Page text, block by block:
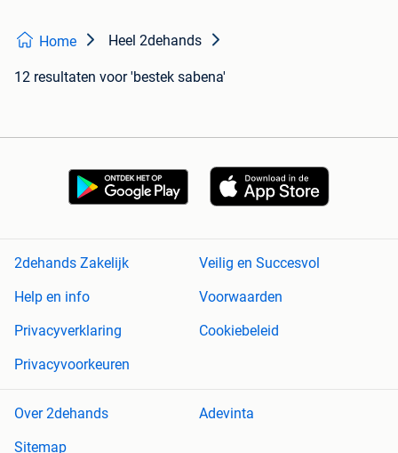
Home Heel 2dehands
12 resultaten voor 'bestek sabena'
2dehands Zakelijk
Veilig en Succesvol
Help en info
Voorwaarden
Privacyverklaring
Cookiebeleid
Privacyvoorkeuren
Over 2dehands
Adevinta
Sitemap